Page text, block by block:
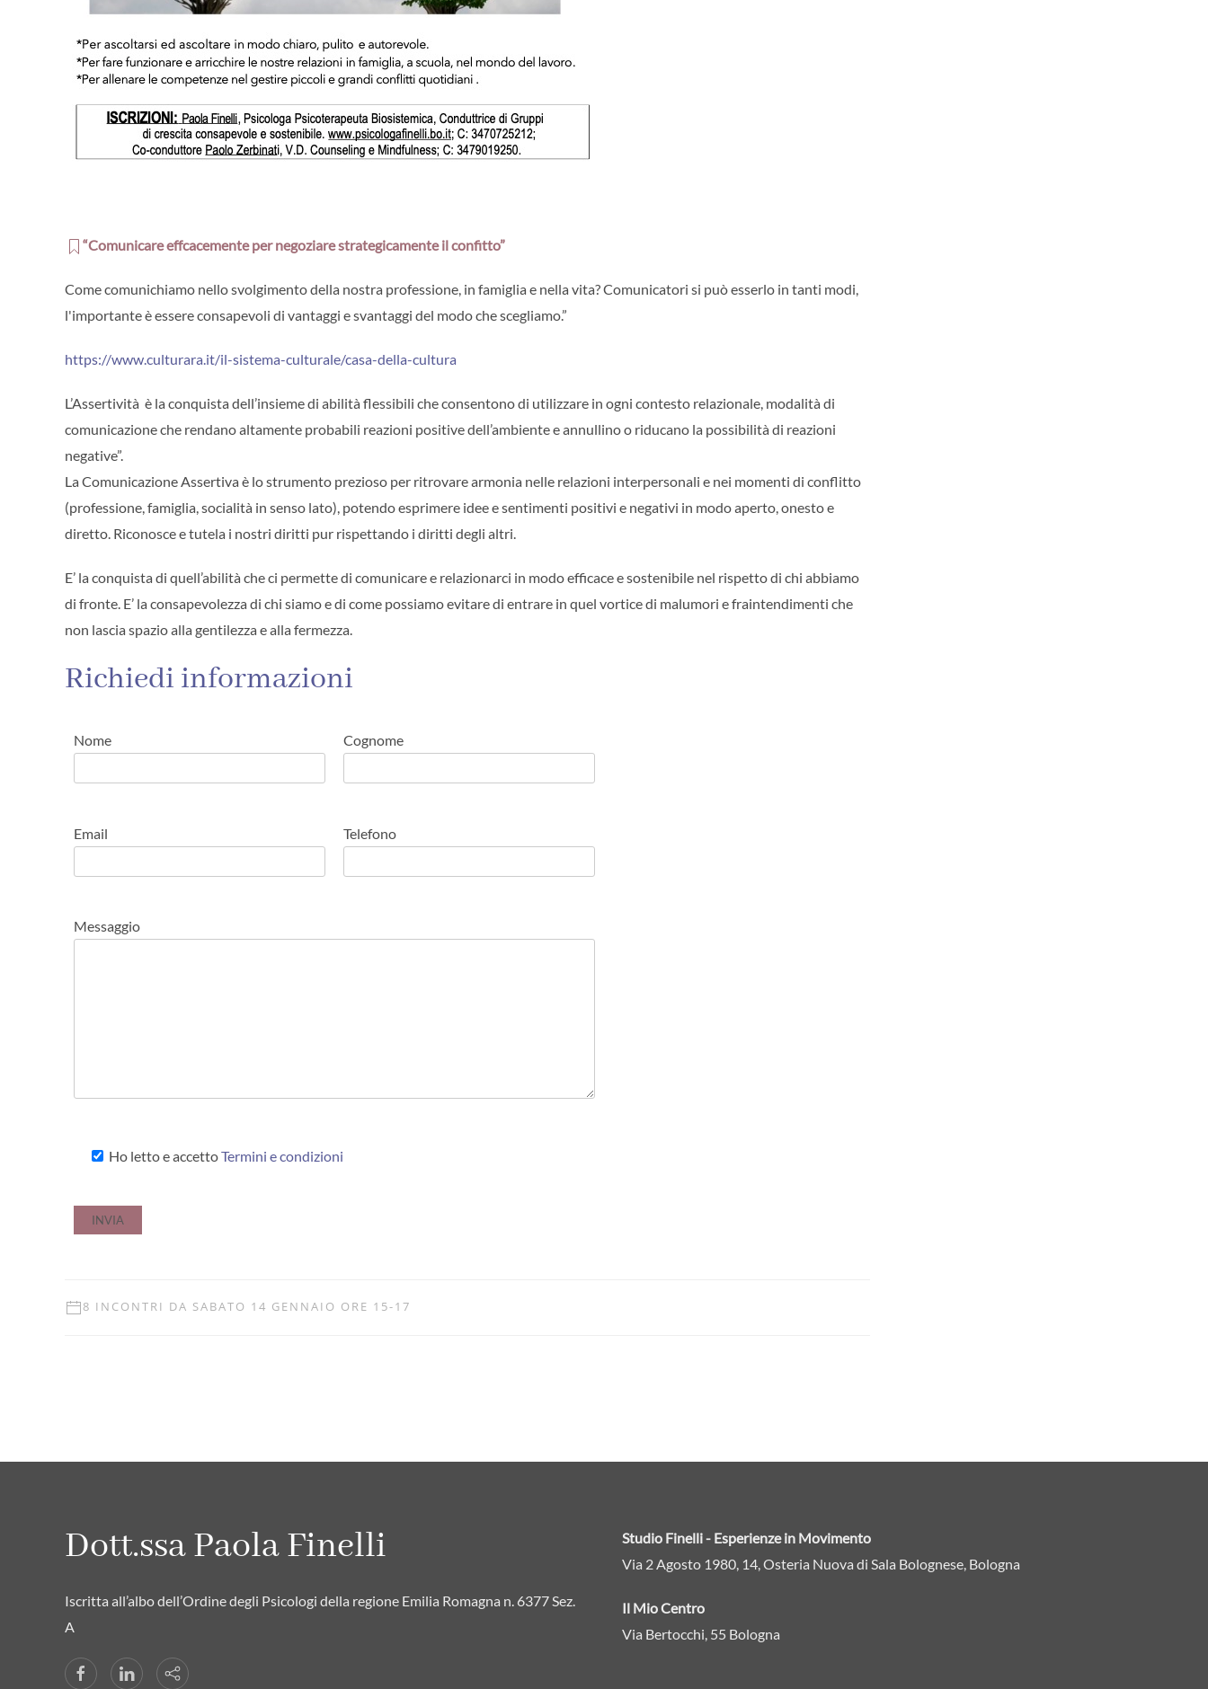
“Comunicare effcacemente per negoziare strategicamente il confitto”
Come comunichiamo nello svolgimento della nostra professione, in famiglia e nella vita? Comunicatori si può esserlo in tanti modi,
l'importante è essere consapevoli di vantaggi e svantaggi del modo che scegliamo.”
https://www.culturara.it/il-sistema-culturale/casa-della-cultura
L’Assertività è la conquista dell’insieme di abilità flessibili che consentono di utilizzare in ogni contesto relazionale, modalità di
comunicazione che rendano altamente probabili reazioni positive dell’ambiente e annullino o riducano la possibilità di reazioni
negative”.
La Comunicazione Assertiva è lo strumento prezioso per ritrovare armonia nelle relazioni interpersonali e nei momenti di conflitto
(professione, famiglia, socialità in senso lato), potendo esprimere idee e sentimenti positivi e negativi in modo aperto, onesto e
diretto. Riconosce e tutela i nostri diritti pur rispettando i diritti degli altri.
E’ la conquista di quell’abilità che ci permette di comunicare e relazionarci in modo efficace e sostenibile nel rispetto di chi abbiamo
di fronte. E’ la consapevolezza di chi siamo e di come possiamo evitare di entrare in quel vortice di malumori e fraintendimenti che
non lascia spazio alla gentilezza e alla fermezza.
Richiedi informazioni
Nome Cognome
Email Telefono
Messaggio
Ho letto e accettoTermini e condizioni
8 INCONTRI DA SABATO 14 GENNAIO ORE 15-17
Dott.ssa Paola Finelli
Iscritta all’albo dell’Ordine degli Psicologi della regione Emilia Romagna n. 6377 Sez.
A
Studio Finelli - Esperienze in Movimento
Via 2 Agosto 1980, 14, Osteria Nuova di Sala Bolognese, Bologna
Il Mio Centro
Via Bertocchi, 55 Bologna